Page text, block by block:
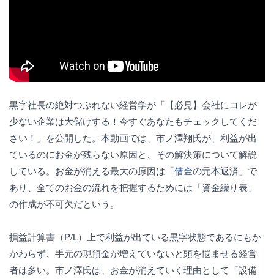
黒字社長の絶対つぶれない経営学が「【必見】会社にコレが
少ない企業は大儲けする！今すぐあなたもチェックしてくだ
さい！」を公開した。本動画では、市ノ澤翔氏が、利益が出
ているのにお金が残らない原因と、その解決策について解説
している。お金が消える最大の原因は「借金の元本返済」で
あり、全てのお金の流れを把握するためには「資金繰り表」
の作成が不可欠だという。
損益計算書（P/L）上で利益が出ている黒字状態であるにもか
かわらず、手元の現預金が増えていないと頭を悩ませる経営
者は多い。市ノ澤氏は、お金が消えていく理由として「設備